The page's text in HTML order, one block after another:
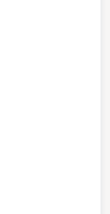
система,
к
на
контроля;
номеров «in-suite
для
глажки (может
включая